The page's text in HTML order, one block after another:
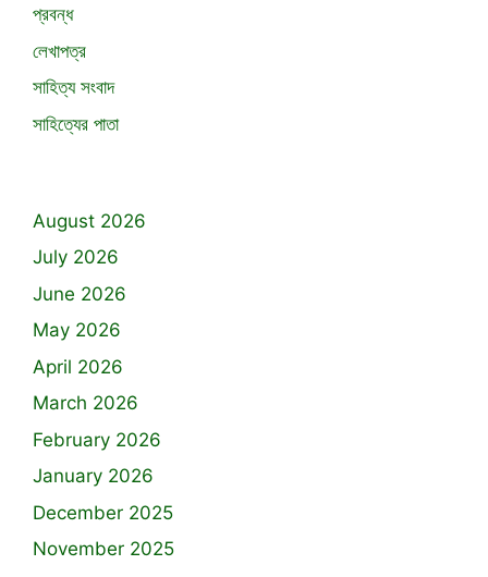
প্রবন্ধ
লেখাপত্র
সাহিত্য সংবাদ
সাহিত্যের পাতা
August 2026
July 2026
June 2026
May 2026
April 2026
March 2026
February 2026
January 2026
December 2025
November 2025